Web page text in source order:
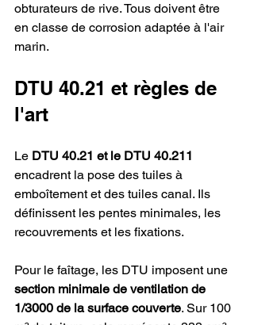
obturateurs de rive. Tous doivent être
en classe de corrosion adaptée à l'air
marin.
DTU 40.21 et règles de
l'art
Le DTU 40.21 et le DTU 40.211
encadrent la pose des tuiles à
emboîtement et des tuiles canal. Ils
définissent les pentes minimales, les
recouvrements et les fixations.
Pour le faîtage, les DTU imposent une
section minimale de ventilation de
1/3000 de la surface couverte. Sur 100